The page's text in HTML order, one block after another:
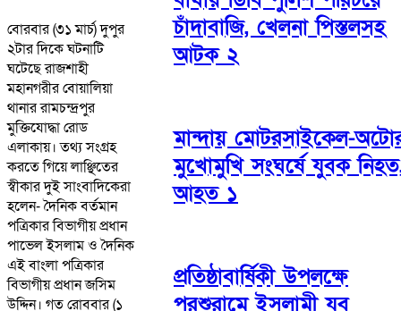
বোরবার (৩১ মার্চ) দুপুর
২টার দিকে ঘটনাটি
ঘটেছে রাজশাহী
মহানগরীর বোয়ালিয়া
থানার রামচন্দ্রপুর
মুক্তিযোদ্ধা রোড
এলাকায়। তথ্য সংগ্রহ
করতে গিয়ে লাঞ্ছিতের
স্বীকার দুই সাংবাদিকেরা
হলেন- দৈনিক বর্তমান
পত্রিকার বিভাগীয় প্রধান
পাভেল ইসলাম ও দৈনিক
এই বাংলা পত্রিকার
বিভাগীয় প্রধান জসিম
উদ্দিন। গত রোববার (১
চাঁদাবাজি, খেলনা পিস্তলসহ
আটক ২
মান্দায় মোটরসাইকেল-
মুখোমুখি সংঘর্ষে যুবক
আহত ১
প্রতিষ্ঠাবার্ষিকী উপলক্ষে
পরশুরামে ইসলামী যুব